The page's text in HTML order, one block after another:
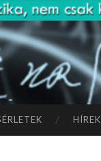
HÍREK